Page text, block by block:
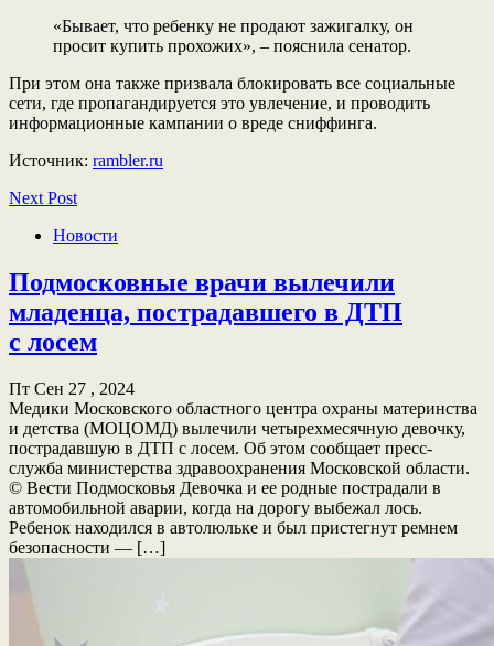
«Бывает, что ребенку не продают зажигалку, он
просит купить прохожих», – пояснила сенатор.
При этом она также призвала блокировать все социальные
сети, где пропагандируется это увлечение, и проводить
информационные кампании о вреде сниффинга.
Источник: rambler.ru
Next Post
Новости
Подмосковные врачи вылечили
младенца, пострадавшего в ДТП
с лосем
Пт Сен 27 , 2024
Медики Московского областного центра охраны материнства
и детства (МОЦОМД) вылечили четырехмесячную девочку,
пострадавшую в ДТП с лосем. Об этом сообщает пресс-
служба министерства здравоохранения Московской области.
© Вести Подмосковья Девочка и ее родные пострадали в
автомобильной аварии, когда на дорогу выбежал лось.
Ребенок находился в автолюльке и был пристегнут ремнем
безопасности — […]